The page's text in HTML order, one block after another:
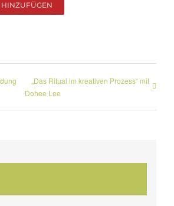
„Das Ritual im kreativen Prozess“ mit
Dohee Lee